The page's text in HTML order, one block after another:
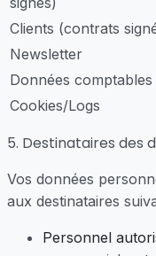
Clients (contrats
Newsletter
Données comptables
Cookies/Logs
5. Destinataires des
Vos données
aux destinataires
Personnel